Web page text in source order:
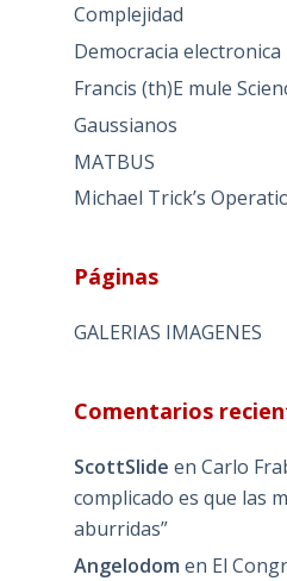
Complejidad
Democracia electronica
Francis (th)E mule
Gaussianos
MATBUS
Michael Trick’s
Páginas
GALERIAS IMAGENES
Comentarios
ScottSlide en Carlo
complicado es que las
aburridas”
Angelodom en El